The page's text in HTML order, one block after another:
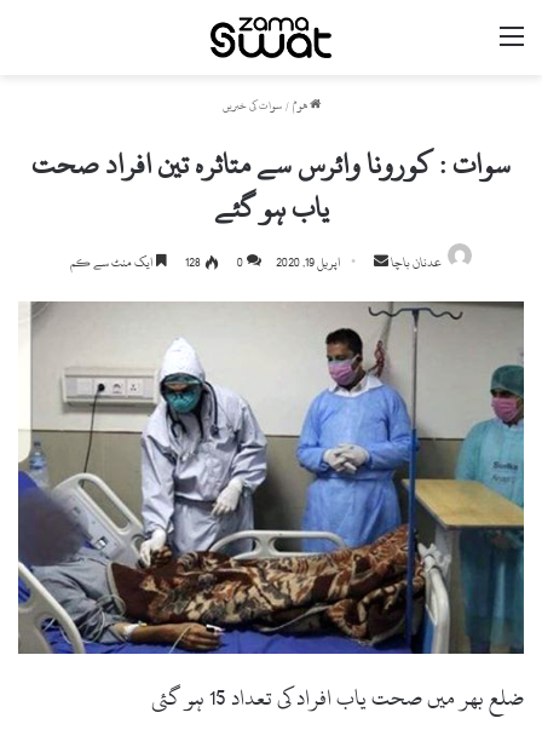
مینو
ھوم / سوات کی خبریں
سوات : کورونا وائرس سے متاثرہ تین افراد صحت
یاب ہو گئے
عدنان باچا
Send
email
اپریل 19, 2020 0
128 ایک منٹ سے کم
ضلع بھر میں صحت یاب افراد کی تعداد 15 ہو گئی